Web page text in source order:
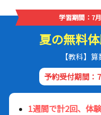
学習期間：7
夏の無料
【教科】
予約受付期間：
1週間で計2回、体